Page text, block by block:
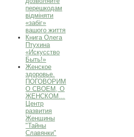
перешкодам
відміняти
«забіг»
вашого життя
Книга Олега
Птухина
«Искуcство
Быть!»
Женское
здоровье.
ПОГОВОРИМ
О СВОЕМ, О
ЖЕНСКОМ…
Центр
развития
Женщины
"Тайны
Славянки"